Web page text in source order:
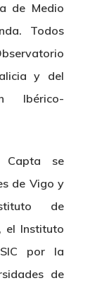
de Medio
Todos
y del
Ibérico-
Capta se
de Vigo y
de
el Instituto
por la
de